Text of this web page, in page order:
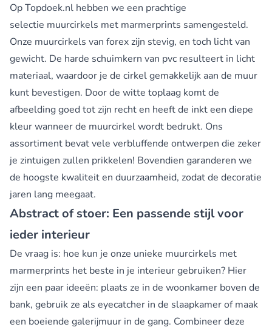
Op Topdoek.nl hebben we een prachtige
selectie muurcirkels met marmerprints samengesteld.
Onze muurcirkels van forex zijn stevig, en toch licht van
gewicht. De harde schuimkern van pvc resulteert in licht
materiaal, waardoor je de cirkel gemakkelijk aan de muur
kunt bevestigen. Door de witte toplaag komt de
afbeelding goed tot zijn recht en heeft de inkt een diepe
kleur wanneer de muurcirkel wordt bedrukt. Ons
assortiment bevat vele verbluffende ontwerpen die zeker
je zintuigen zullen prikkelen! Bovendien garanderen we
de hoogste kwaliteit en duurzaamheid, zodat de decoratie
jaren lang meegaat.
Abstract of stoer: Een passende stijl voor
ieder interieur
De vraag is: hoe kun je onze unieke muurcirkels met
marmerprints het beste in je interieur gebruiken? Hier
zijn een paar ideeën: plaats ze in de woonkamer boven de
bank, gebruik ze als eyecatcher in de slaapkamer of maak
een boeiende galerijmuur in de gang. Combineer deze